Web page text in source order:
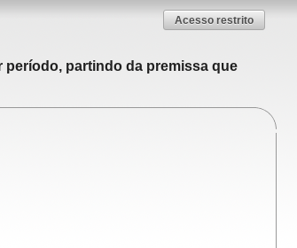
Acesso restrito
período, partindo da premissa que